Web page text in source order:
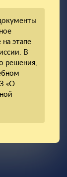
этапе
В
решения,
«О